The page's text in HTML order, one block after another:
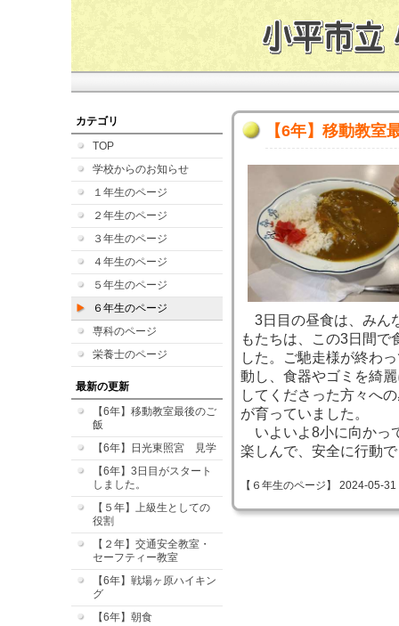
カテゴリ
TOP
学校からのお知らせ
１年生のページ
２年生のページ
３年生のページ
４年生のページ
５年生のページ
６年生のページ
専科のページ
栄養士のページ
最新の更新
【6年】移動教室最後のご
飯
【6年】日光東照宮 見学
【6年】3日目がスタート
しました。
【５年】上級生としての
役割
【２年】交通安全教室・
セーフティー教室
【6年】戦場ヶ原ハイキン
グ
【6年】朝食
【6年】移動教室
3日目の昼食は、みん
もたちは、この3日間で
した。ご馳走様が終わ
動し、食器やゴミを綺
してくださった方々へ
が育っていました。
いよいよ8小に向かっ
楽しんで、安全に行動
【６年生のページ】 2024-05-